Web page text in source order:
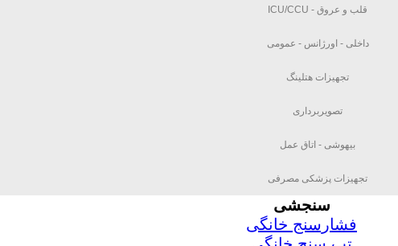
قلب و عروق - ICU/CCU
داخلی - اورژانس - عمومی
تجهیزات هتلینگ
تصویربرداری
بیهوشی - اتاق عمل
تجهیزات پزشکی مصرفی
سنجشی
فشارسنج خانگی